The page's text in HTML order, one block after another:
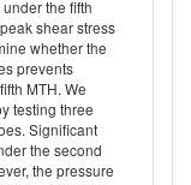
the fifth
shear stress
whether the
prevents
MTH. We
testing three
Significant
the second
the pressure